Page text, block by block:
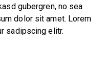
gubergren, no sea
dolor sit amet. Lorem
sadipscing elitr.